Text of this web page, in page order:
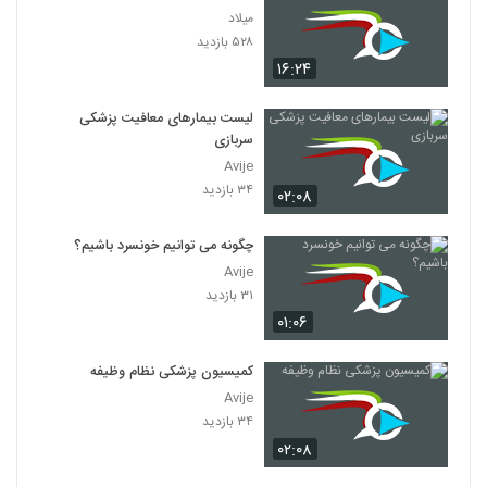
030055 - نظریه دانش
۴۸۵ بازدید
030056 - تناقض ادراک
57
030057 - تناقض ادراک
030058 - فلسفه زبان
030059 - فلسفه زبان
۵۴۷ بازدید
۱۶:۲۴
میلاد
۵۲۸ بازدید
۰۲:۰۸
لیست بیمارهای معافیت پزشکی
سربازی
Avije
۳۴ بازدید
۰۱:۰۶
چگونه می توانیم خونسرد باشیم؟
Avije
۳۱ بازدید
۰۲:۰۸
کمیسیون پزشکی نظام وظیفه
Avije
۳۴ بازدید